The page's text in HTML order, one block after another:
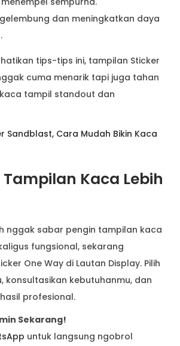
dan meningkatkan daya
tips-tips ini, tampilan Sticker
cuma menarik tapi juga tahan
tampil standout dan
Sandblast, Cara Mudah Bikin Kaca
Tampilan Kaca Lebih
nggak sabar pengin tampilan kaca
fungsional, sekarang
One Way di Lautan Display. Pilih
konsultasikan kebutuhanmu, dan
profesional.
Sekarang!
untuk langsung ngobrol